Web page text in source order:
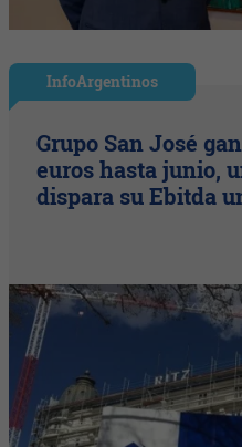
InfoArgentinos
Grupo San José
euros hasta junio,
dispara su Ebitda